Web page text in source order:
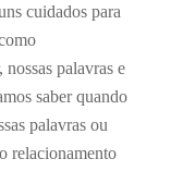
cuidados para
palavras e
saber quando
palavras ou
relacionamento